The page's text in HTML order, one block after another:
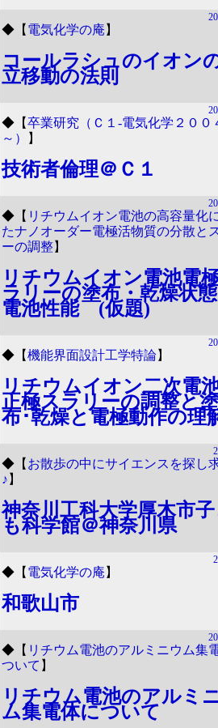
◆ 【 電気化学の庵 】
コールラシュのイオン
立移動の法則
◆ 【卒業研究（Ｃ１-電気化学２００
～）
】
技術者倫理＠Ｃ１
◆ 【 リチウムイオン電池の高容量化
たナノオーダー電極活物質の分散と
ーの調整】
リチウムイオン電池電
ラリーの塗布・乾燥状
電池性能 (仮題)
◆ 【機能界面設計工学特論】
リチウムイオン二次電
正極スラリーの調整と塗
布･乾燥と電極動作の理
◆ 【 お散歩の中にサイエンスを探し
♪ 】
神奈川工科大学厚木市
も科学館＠神奈川県
◆ 【 電気化学の庵 】
和歌山市
◆ 【 リチウム電池のアルミニウム集
ついて 】
リチウム電池のアルミ
ム集電体について